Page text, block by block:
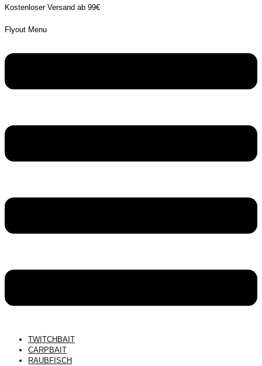
Kostenloser Versand ab 99€
Flyout Menu
TWITCHBAIT
CARPBAIT
RAUBFISCH